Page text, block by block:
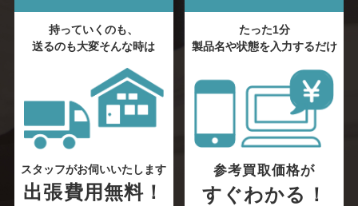
持っていくのも、
送るのも大変そんな時は
スタッフがお伺いいたします
出張費用無料！
たった1分
製品名や状態を入力するだけ
参考買取価格が
すぐわかる！